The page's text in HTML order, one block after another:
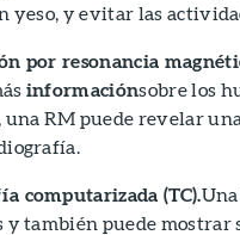
yeso, y evitar las
por resonancia
informaciónsobre los
una RM puede revelar
computarizada (TC).
y también puede mostrar